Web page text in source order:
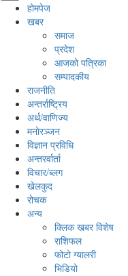
होमपेज
खबर
समाज
प्रदेश
आजको पत्रिका
सम्पादकीय
राजनीति
अन्तर्राष्ट्रिय
अर्थ/वाणिज्य
मनाेरञ्जन
विज्ञान प्रविधि
अन्तरर्वार्ता
विचार/ब्लग
खेलकुद
रोचक
अन्य
क्लिक खबर विशेष
राशिफल
फोटो ग्यालरी
भिडियो